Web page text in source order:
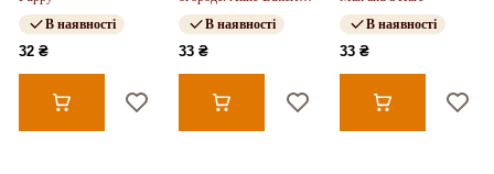
В наявності
32 ₴
in the Garden
В наявності
33 ₴
В наявності
33 ₴